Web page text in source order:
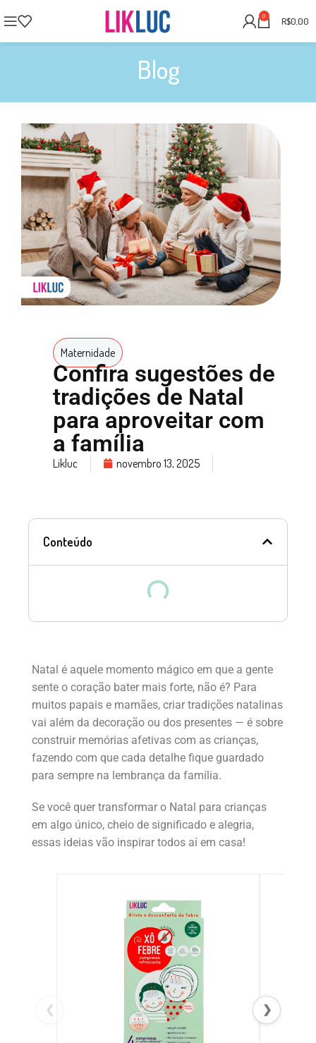
0 R$0,00
Blog
Maternidade
Confira sugestões de
tradições de Natal
para aproveitar com
a família
Likluc novembro 13, 2025
Conteúdo
Natal é aquele momento mágico em que a gente
sente o coração bater mais forte, não é? Para
muitos papais e mamães, criar tradições natalinas
vai além da decoração ou dos presentes — é sobre
construir memórias afetivas com as crianças,
fazendo com que cada detalhe fique guardado
para sempre na lembrança da família.
Se você quer transformar o Natal para crianças
em algo único, cheio de significado e alegria,
essas ideias vão inspirar todos aí em casa!
❮ ❯